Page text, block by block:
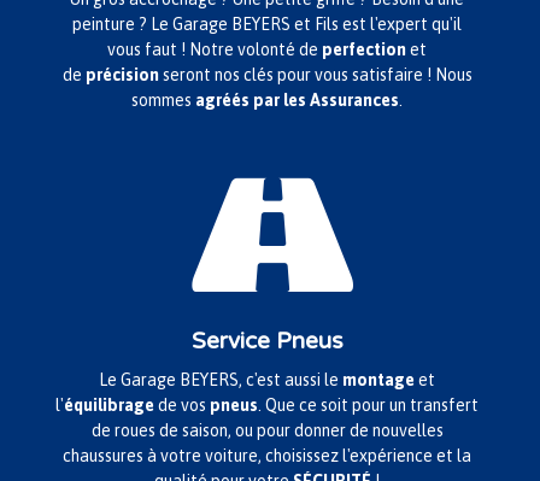
peinture ? Le Garage BEYERS et Fils est l'expert qu'il
vous faut ! Notre volonté de perfectionet
de précisionseront nos clés pour vous satisfaire ! Nous
sommes agréés par les Assurances.

Service Pneus
Le Garage BEYERS, c'est aussi le montageet
l'équilibragede vos pneus. Que ce soit pour un transfert
de roues de saison, ou pour donner de nouvelles
chaussures à votre voiture, choisissez l'expérience et la